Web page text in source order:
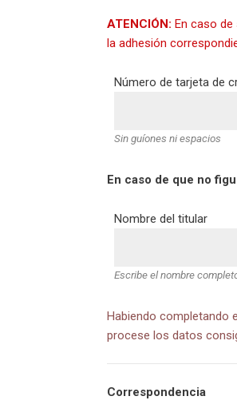
ATENCIÓN: En caso
la adhesión
Número de tarjeta de
Sin guíones ni espacios
En caso de que no
Nombre del titular
Escribe el nombre
Habiendo completando
procese los datos
Correspondencia